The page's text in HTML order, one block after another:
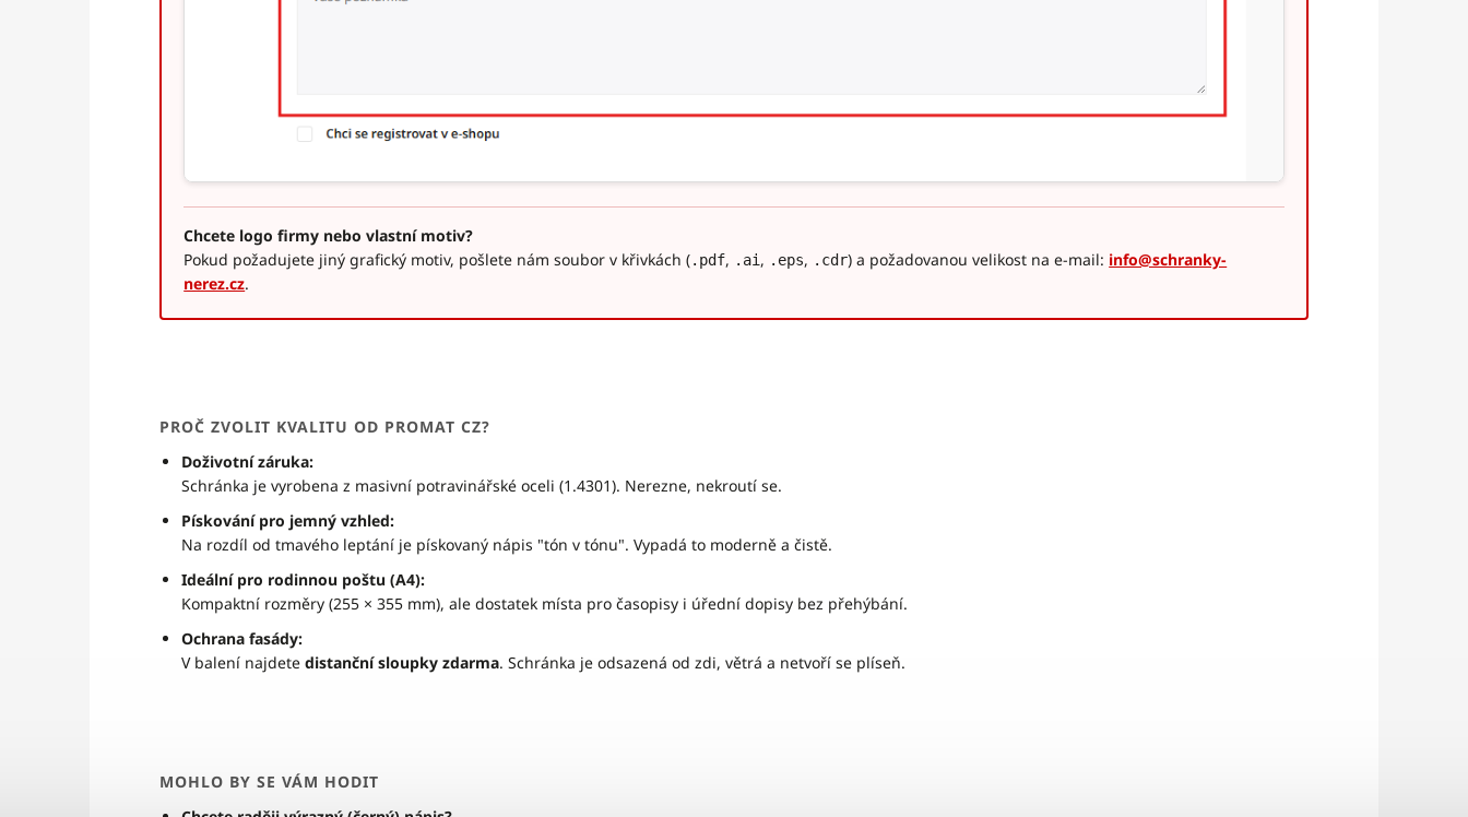
Chcete logo firmy nebo vlastní motiv?
Pokud požadujete jiný grafický motiv, pošlete nám soubor v křivkách (.pdf, .ai , .eps, .cdr) a požadovanou velikost na e-mail: info@schranky-
nerez.cz.
PROČ ZVOLIT KVALITU OD PROMAT CZ?
Doživotní záruka:
Schránka je vyrobena z masivní potravinářské oceli (1.4301). Nerezne, nekroutí se.
Pískování pro jemný vzhled:
Na rozdíl od tmavého leptání je pískovaný nápis "tón v tónu". Vypadá to moderně a čistě.
Ideální pro rodinnou poštu (A4):
Kompaktní rozměry (255 × 355 mm), ale dostatek místa pro časopisy i úřední dopisy bez přehýbání.
Ochrana fasády:
V balení najdetedistanční sloupky zdarma. Schránka je odsazená od zdi, větrá a netvoří se plíseň.
MOHLO BY SE VÁM HODIT